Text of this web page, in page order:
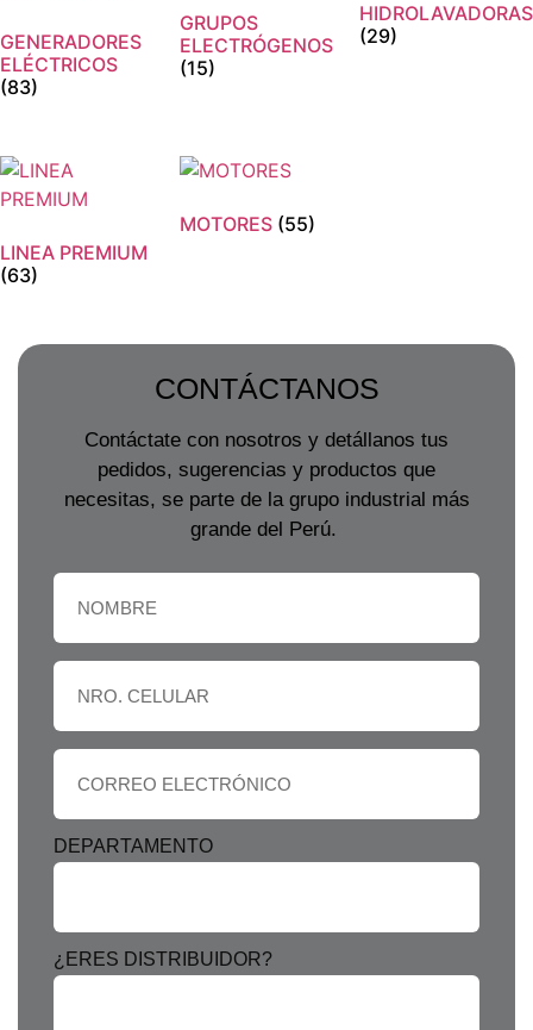
GENERADORES
ELÉCTRICOS
(83)
GRUPOS
ELECTRÓGENOS
(15)
HIDROLAVADORAS
(29)
LINEA PREMIUM
(63)
MOTORES (55)
CONTÁCTANOS
Contáctate con nosotros y detállanos tus
pedidos, sugerencias y productos que
necesitas, se parte de la grupo industrial más
grande del Perú.
DEPARTAMENTO
¿ERES DISTRIBUIDOR?